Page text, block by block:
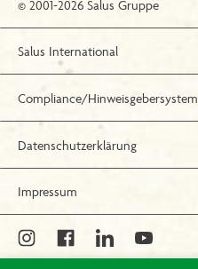
© 2001-2026 Salus Gruppe
Salus International
Compliance/Hinweisgebersystem
Datenschutzerklärung
Impressum